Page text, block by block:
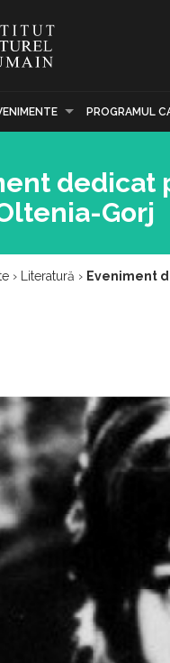
PROGRAMUL
dedicat
Gorj
› Literatură › Eveniment